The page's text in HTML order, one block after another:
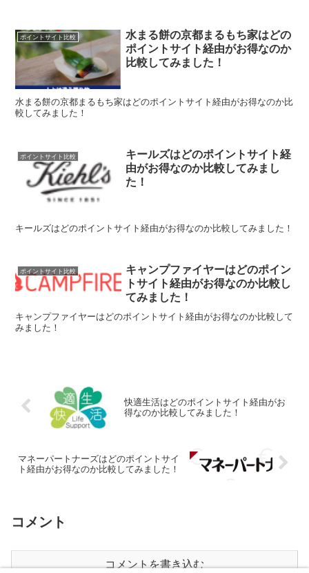
ポイントサイト比較
水まる餅の京都まるもち家はどの
ポイントサイト経由がお得なのか
比較してみました！
水まる餅の京都まるもち家はどのポイントサイト経由がお得なのか比
較してみました！
ポイントサイト比較
キールズはどのポイントサイト経
由がお得なのか比較してみまし
た！
キールズはどのポイントサイト経由がお得なのか比較してみました！
ポイントサイト比較
キャンプファイヤーはどのポイン
トサイト経由がお得なのか比較し
てみました！
キャンプファイヤーはどのポイントサイト経由がお得なのか比較して
みました！
快適生活はどのポイントサイト経由がお
得なのか比較してみました！
マネーパートナーズはどのポイントサイ
ト経由がお得なのか比較してみました！
コメント
コメントを書き込む